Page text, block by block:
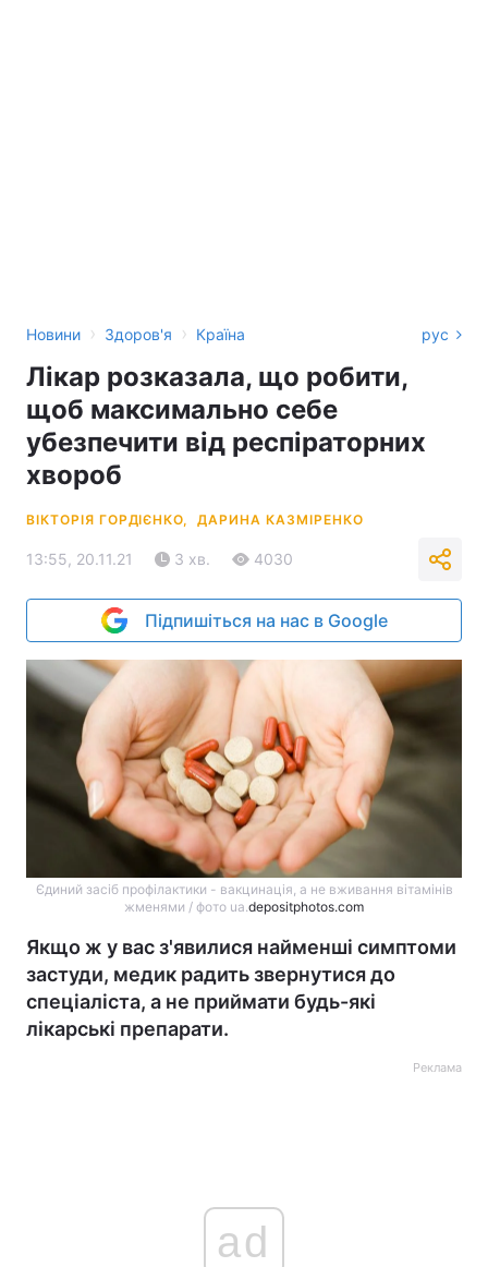
Новини › Здоров'я › Країна рус
Лікар розказала, що робити,
щоб максимально себе
убезпечити від респіраторних
хвороб
ВІКТОРІЯ ГОРДІЄНКО, ДАРИНА КАЗМІРЕНКО
13:55, 20.11.21 3 хв. 4030
Підпишіться на нас в Google
Єдиний засіб профілактики - вакцинація, а не вживання вітамінів
жменями / фото ua.depositphotos.com
Якщо ж у вас з'явилися найменші симптоми
застуди, медик радить звернутися до
спеціаліста, а не приймати будь-які
лікарські препарати.
Реклама
ad